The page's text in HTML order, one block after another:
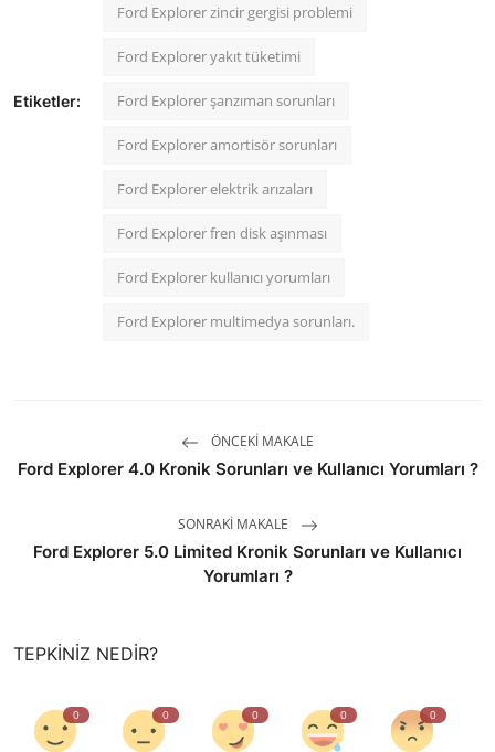
Etiketler:
Ford Explorer zincir gergisi problemi
Ford Explorer yakıt tüketimi
Ford Explorer şanzıman sorunları
Ford Explorer amortisör sorunları
Ford Explorer elektrik arızaları
Ford Explorer fren disk aşınması
Ford Explorer kullanıcı yorumları
Ford Explorer multimedya sorunları.
ÖNCEKI MAKALE
Ford Explorer 4.0 Kronik Sorunları ve Kullanıcı Yorumları ?
SONRAKI MAKALE
Ford Explorer 5.0 Limited Kronik Sorunları ve Kullanıcı
Yorumları ?
TEPKINIZ NEDIR?
0 0 0 0 0